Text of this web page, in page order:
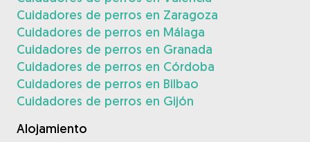
Cuidadores de perros en Zaragoza
Cuidadores de perros en Málaga
Cuidadores de perros en Granada
Cuidadores de perros en Córdoba
Cuidadores de perros en Bilbao
Cuidadores de perros en Gijón
Alojamiento